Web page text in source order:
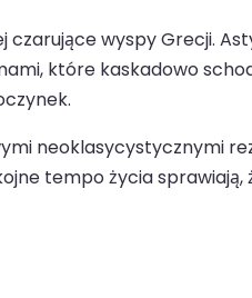
czarujące wyspy Grecji.
które kaskadowo
neoklasycystycznymi
tempo życia sprawiają,